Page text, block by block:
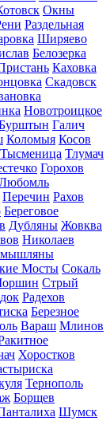
Окны
Раздельная
Ширяево
Белозерка
Каховка
Скадовск
Новотроицкое
Галич
Коломыя Косов
Тысменица Тлумач
Горохов
Перечин Рахов
Береговое
Дубляны Жовква
Николаев
Мосты Сокаль
Стрый
Радехов
Березное
Вараш Млинов
Хоростков
Тернополь
Борщев
Шумск